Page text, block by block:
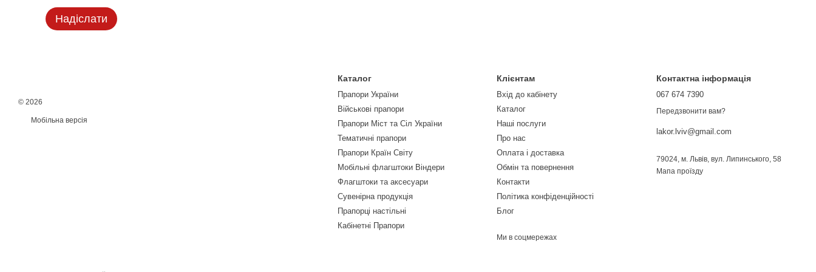
Надіслати
© 2026
Мобільна версія
Каталог
Прапори України
Військові прапори
Прапори Міст та Сіл України
Тематичні прапори
Прапори Країн Світу
Мобільні флагштоки Віндери
Флагштоки та аксесуари
Сувенірна продукція
Прапорці настільні
Кабінетні Прапори
Клієнтам
Вхід до кабінету
Каталог
Наші послуги
Про нас
Оплата і доставка
Обмін та повернення
Контакти
Політика конфіденційності
Блог
Ми в соцмережах
Контактна інформація
067 674 7390
Передзвонити вам?
lakor.lviv@gmail.com
79024, м. Львів, вул. Липинського, 58
Мапа проїзду